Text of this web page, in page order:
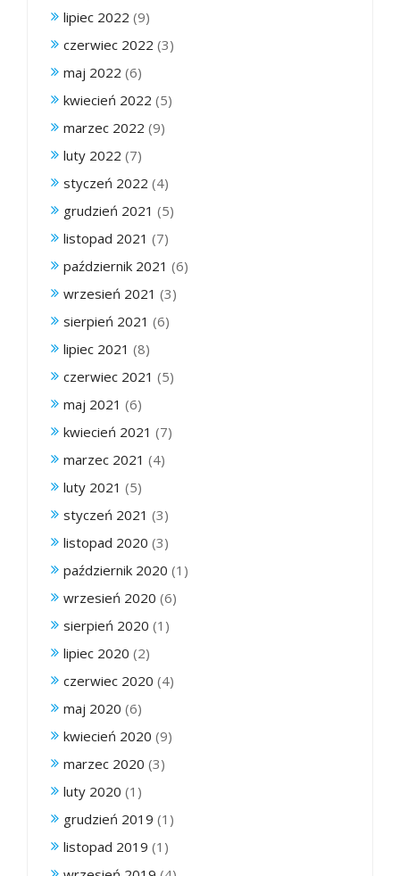
lipiec 2022 (9)
czerwiec 2022 (3)
maj 2022 (6)
kwiecień 2022 (5)
marzec 2022 (9)
luty 2022 (7)
styczeń 2022 (4)
grudzień 2021 (5)
listopad 2021 (7)
październik 2021 (6)
wrzesień 2021 (3)
sierpień 2021 (6)
lipiec 2021 (8)
czerwiec 2021 (5)
maj 2021 (6)
kwiecień 2021 (7)
marzec 2021 (4)
luty 2021 (5)
styczeń 2021 (3)
listopad 2020 (3)
październik 2020 (1)
wrzesień 2020 (6)
sierpień 2020 (1)
lipiec 2020 (2)
czerwiec 2020 (4)
maj 2020 (6)
kwiecień 2020 (9)
marzec 2020 (3)
luty 2020 (1)
grudzień 2019 (1)
listopad 2019 (1)